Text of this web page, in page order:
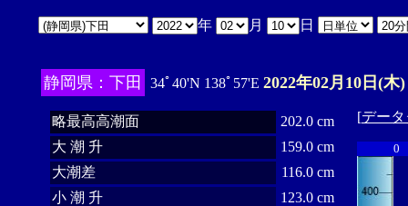
年 月 日
静岡県：下田 34ﾟ40'N 138ﾟ57'E 2022年02月10日(木)
略最高高潮面
202.0 cm
大 潮 升
159.0 cm
大潮差
116.0 cm
小 潮 升
123.0 cm
[デー
0